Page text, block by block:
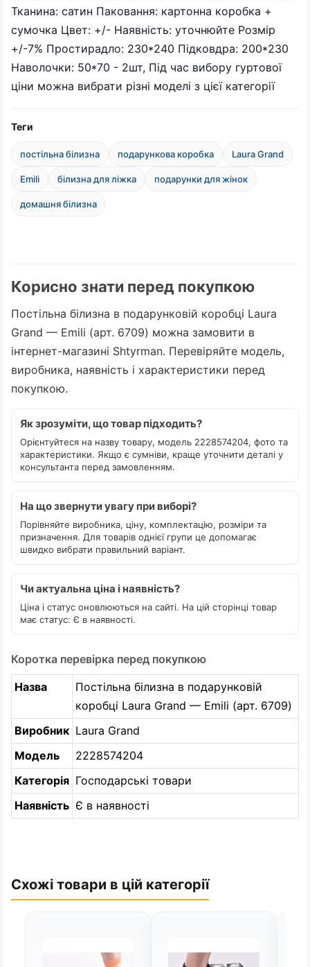
Тканина: сатин Паковання: картонна коробка +
сумочка Цвет: +/- Наявність: уточнюйте Розмір
+/-7% Простирадло: 230*240 Підковдра: 200*230
Наволочки: 50*70 - 2шт, Під час вибору гуртової
ціни можна вибрати різні моделі з цієї категорії
Теги
постільна білизна подарункова коробка Laura Grand
Emili білизна для ліжка подарунки для жінок
домашня білизна
Корисно знати перед покупкою
Постільна білизна в подарунковій коробці Laura
Grand — Emili (арт. 6709) можна замовити в
інтернет-магазині Shtyrman. Перевіряйте модель,
виробника, наявність і характеристики перед
покупкою.
Як зрозуміти, що товар підходить?
Орієнтуйтеся на назву товару, модель 2228574204, фото та
характеристики. Якщо є сумніви, краще уточнити деталі у
консультанта перед замовленням.
На що звернути увагу при виборі?
Порівняйте виробника, ціну, комплектацію, розміри та
призначення. Для товарів однієї групи це допомагає
швидко вибрати правильний варіант.
Чи актуальна ціна і наявність?
Ціна і статус оновлюються на сайті. На цій сторінці товар
має статус: Є в наявності.
Коротка перевірка перед покупкою
Назва
Постільна білизна в подарунковій
коробці Laura Grand — Emili (арт. 6709)
Виробник Laura Grand
Модель
2228574204
Категорія Господарські товари
Наявність Є в наявності
Схожі товари в цій категорії